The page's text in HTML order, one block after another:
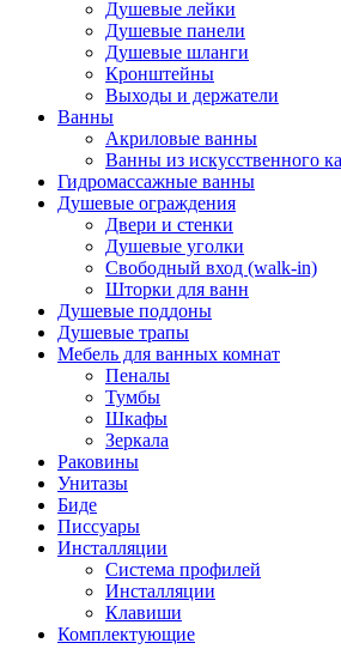
Душевые лейки
Душевые панели
Душевые шланги
Кронштейны
Выходы и держатели
Ванны
Акриловые ванны
Ванны из искусственного
Гидромассажные ванны
Душевые ограждения
Двери и стенки
Душевые уголки
Свободный вход (walk-in)
Шторки для ванн
Душевые поддоны
Душевые трапы
Мебель для ванных комнат
Пеналы
Тумбы
Шкафы
Зеркала
Раковины
Унитазы
Биде
Писсуары
Инсталляции
Система профилей
Инсталляции
Клавиши
Комплектующие